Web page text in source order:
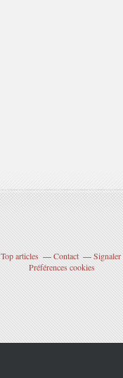
Top articles Contact Signaler
Préférences cookies